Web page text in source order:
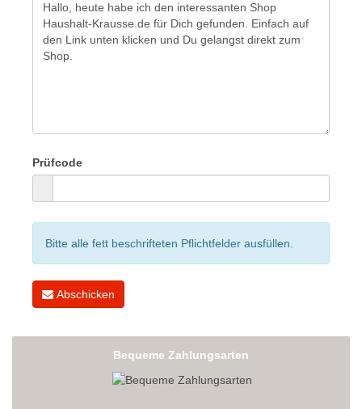
Prüfcode
Bitte alle fett beschrifteten Pflichtfelder ausfüllen.
Abschicken
Bequeme Zahlungsarten